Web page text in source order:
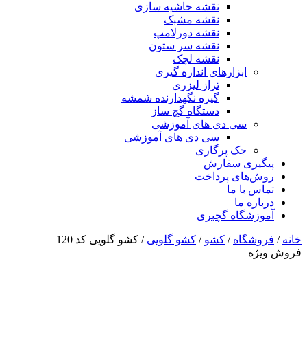
نقشه حاشیه سازی
نقشه مشبک
نقشه دورلامپ
نقشه سر ستون
نقشه لچک
ابزارهای اندازه گیری
تراز لیزری
گیره نگهدارنده شمشه
دستگاه گچ ساز
سی دی های آموزشی
سی دی های آموزشی
جک پرگاری
پیگیری سفارش
روش‌های پرداخت
تماس با ما
درباره ما
آموزشگاه گچبری
خانه / فروشگاه / کشو / کشو گلویی / کشو گلویی کد 120
فروش ویژه